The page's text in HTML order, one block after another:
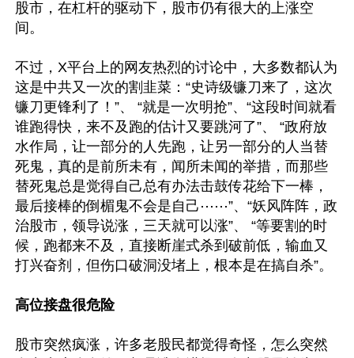
股市，在杠杆的驱动下，股市仍有很大的上涨空
间。
不过，X平台上的网友热烈的讨论中，大多数都认为
这是中共又一次的割韭菜：“史诗级镰刀来了，这次
镰刀更锋利了！”、 “就是一次明抢”、“这段时间就看
谁跑得快，来不及跑的估计又要跳河了”、 “政府放
水作局，让一部分的人先跑，让另一部分的人当替
死鬼，真的是前所未有，闻所未闻的举措，而那些
替死鬼总是觉得自己总有办法击鼓传花给下一棒，
最后接棒的倒楣鬼不会是自己⋯⋯”、“妖风阵阵，政
治股市，领导说涨，三天就可以涨”、 “等要割的时
候，跑都来不及，直接断崖式杀到破前低，输血又
打兴奋剂，但伤口破洞没堵上，根本是在搞自杀”。
高位接盘很危险
股市突然疯涨，许多老股民都觉得奇怪，怎么突然